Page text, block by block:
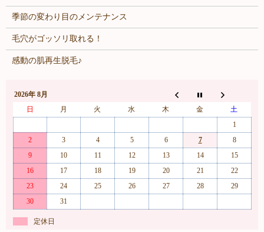
季節の変わり目のメンテナンス
毛穴がゴッソリ取れる！
感動の肌再生脱毛♪
2026年 8月
日
月 火 水 木 金
土
1
2
3 4 5 6 7
8
9
10 11 12 13 14
15
16
17 18 19 20 21
22
23
24 25 26 27 28
29
30
31
定休日